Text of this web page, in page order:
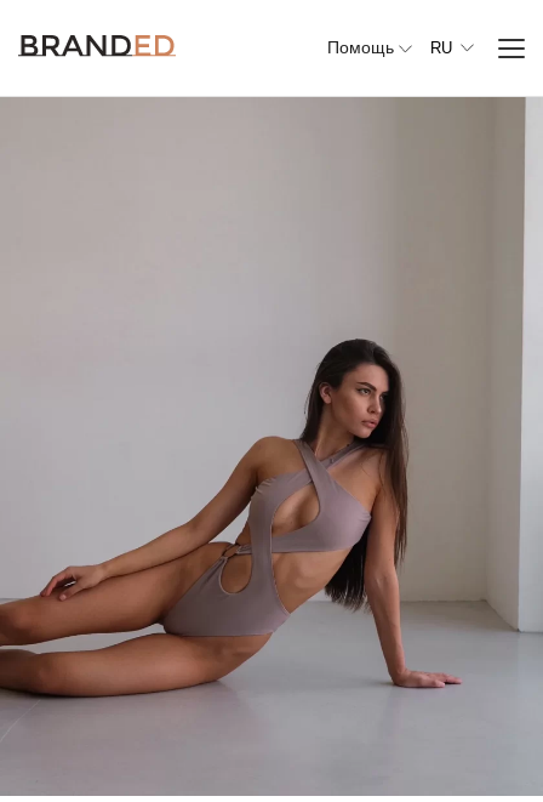
Помощь RU
Спортивные
костюмы
Худи и